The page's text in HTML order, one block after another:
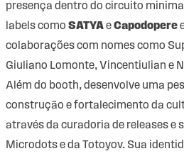
presença dentro do circuito
labels como SATYAeCapodopere
colaborações com nomes como
Giuliano Lomonte, Vincentiulian e
Além do booth, desenvolve uma
construção e fortalecimento da
através da curadoria de releases e
Microdots e da Totoyov. Sua